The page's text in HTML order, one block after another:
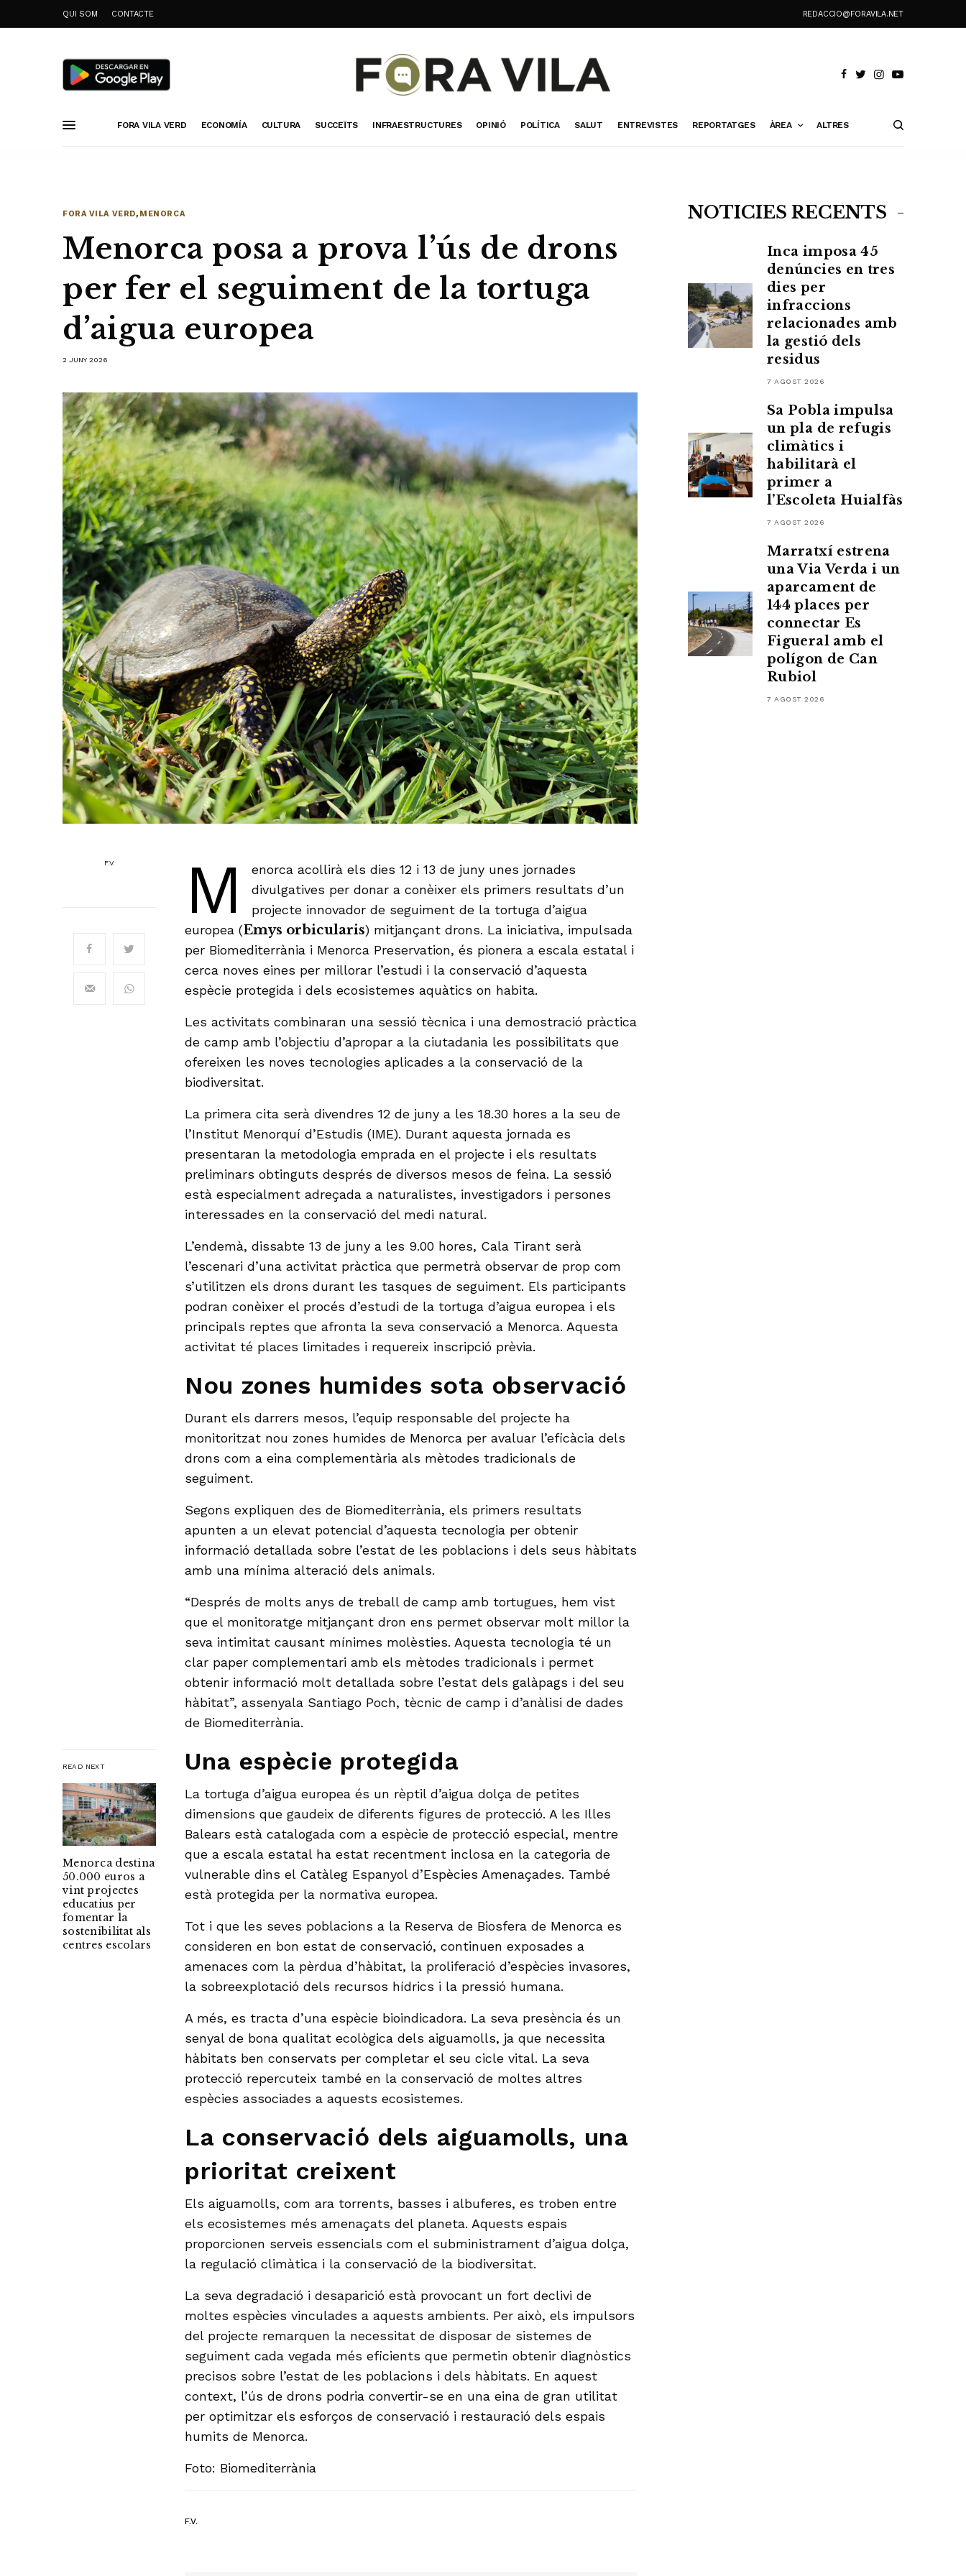
QUI SOM CONTACTE REDACCIO@FORAVILA.NET
FORA VILA VERD ECONOMÍA CULTURA SUCCEÏTS INFRAESTRUCTURES OPINIÓ POLÍTICA SALUT ENTREVISTES REPORTATGES ÀREA ALTRES
FORA VILA VERD, MENORCA
Menorca posa a prova l’ús de drons
per fer el seguiment de la tortuga
d’aigua europea
2 JUNY 2026
F.V.
READ NEXT
Menorca destina
50.000 euros a
vint projectes
educatius per
fomentar la
sostenibilitat als
centres escolars
M
enorca acollirà els dies 12 i 13 de juny unes jornades
divulgatives per donar a conèixer els primers resultats d’un
projecte innovador de seguiment de la tortuga d’aigua
europea (Emys orbicularis) mitjançant drons. La iniciativa, impulsada
per Biomediterrània i Menorca Preservation, és pionera a escala estatal i
cerca noves eines per millorar l’estudi i la conservació d’aquesta
espècie protegida i dels ecosistemes aquàtics on habita.
Les activitats combinaran una sessió tècnica i una demostració pràctica
de camp amb l’objectiu d’apropar a la ciutadania les possibilitats que
ofereixen les noves tecnologies aplicades a la conservació de la
biodiversitat.
La primera cita serà divendres 12 de juny a les 18.30 hores a la seu de
l’Institut Menorquí d’Estudis (IME). Durant aquesta jornada es
presentaran la metodologia emprada en el projecte i els resultats
preliminars obtinguts després de diversos mesos de feina. La sessió
està especialment adreçada a naturalistes, investigadors i persones
interessades en la conservació del medi natural.
L’endemà, dissabte 13 de juny a les 9.00 hores, Cala Tirant serà
l’escenari d’una activitat pràctica que permetrà observar de prop com
s’utilitzen els drons durant les tasques de seguiment. Els participants
podran conèixer el procés d’estudi de la tortuga d’aigua europea i els
principals reptes que afronta la seva conservació a Menorca. Aquesta
activitat té places limitades i requereix inscripció prèvia.
Nou zones humides sota observació
Durant els darrers mesos, l’equip responsable del projecte ha
monitoritzat nou zones humides de Menorca per avaluar l’eficàcia dels
drons com a eina complementària als mètodes tradicionals de
seguiment.
Segons expliquen des de Biomediterrània, els primers resultats
apunten a un elevat potencial d’aquesta tecnologia per obtenir
informació detallada sobre l’estat de les poblacions i dels seus hàbitats
amb una mínima alteració dels animals.
“Després de molts anys de treball de camp amb tortugues, hem vist
que el monitoratge mitjançant dron ens permet observar molt millor la
seva intimitat causant mínimes molèsties. Aquesta tecnologia té un
clar paper complementari amb els mètodes tradicionals i permet
obtenir informació molt detallada sobre l’estat dels galàpags i del seu
hàbitat”, assenyala Santiago Poch, tècnic de camp i d’anàlisi de dades
de Biomediterrània.
Una espècie protegida
La tortuga d’aigua europea és un rèptil d’aigua dolça de petites
dimensions que gaudeix de diferents figures de protecció. A les Illes
Balears està catalogada com a espècie de protecció especial, mentre
que a escala estatal ha estat recentment inclosa en la categoria de
vulnerable dins el Catàleg Espanyol d’Espècies Amenaçades. També
està protegida per la normativa europea.
Tot i que les seves poblacions a la Reserva de Biosfera de Menorca es
consideren en bon estat de conservació, continuen exposades a
amenaces com la pèrdua d’hàbitat, la proliferació d’espècies invasores,
la sobreexplotació dels recursos hídrics i la pressió humana.
A més, es tracta d’una espècie bioindicadora. La seva presència és un
senyal de bona qualitat ecològica dels aiguamolls, ja que necessita
hàbitats ben conservats per completar el seu cicle vital. La seva
protecció repercuteix també en la conservació de moltes altres
espècies associades a aquests ecosistemes.
La conservació dels aiguamolls, una
prioritat creixent
Els aiguamolls, com ara torrents, basses i albuferes, es troben entre
els ecosistemes més amenaçats del planeta. Aquests espais
proporcionen serveis essencials com el subministrament d’aigua dolça,
la regulació climàtica i la conservació de la biodiversitat.
La seva degradació i desaparició està provocant un fort declivi de
moltes espècies vinculades a aquests ambients. Per això, els impulsors
del projecte remarquen la necessitat de disposar de sistemes de
seguiment cada vegada més eficients que permetin obtenir diagnòstics
precisos sobre l’estat de les poblacions i dels hàbitats. En aquest
context, l’ús de drons podria convertir-se en una eina de gran utilitat
per optimitzar els esforços de conservació i restauració dels espais
humits de Menorca.
Foto: Biomediterrània
F.V.
NOTÍCIES RECENTS
Inca imposa 45
denúncies en tres
dies per
infraccions
relacionades amb
la gestió dels
residus
7 AGOST 2026
Sa Pobla impulsa
un pla de refugis
climàtics i
habilitarà el
primer a
l’Escoleta Huialfàs
7 AGOST 2026
Marratxí estrena
una Via Verda i un
aparcament de
144 places per
connectar Es
Figueral amb el
polígon de Can
Rubiol
7 AGOST 2026